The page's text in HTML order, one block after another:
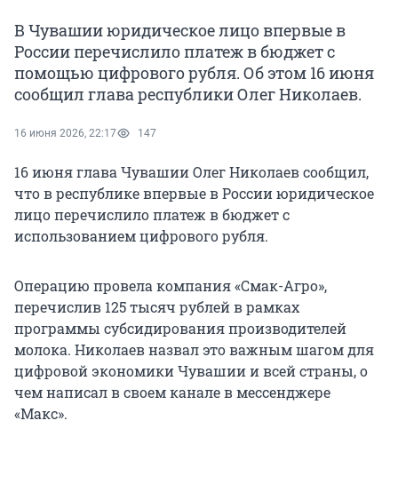
В Чувашии юридическое лицо впервые в
России перечислило платеж в бюджет с
помощью цифрового рубля. Об этом 16 июня
сообщил глава республики Олег Николаев.
16 июня 2026, 22:17 147
16 июня глава Чувашии Олег Николаев сообщил,
что в республике впервые в России юридическое
лицо перечислило платеж в бюджет с
использованием цифрового рубля.
Операцию провела компания «Смак-Агро»,
перечислив 125 тысяч рублей в рамках
программы субсидирования производителей
молока. Николаев назвал это важным шагом для
цифровой экономики Чувашии и всей страны, о
чем написал в своем канале в мессенджере
«Макс».